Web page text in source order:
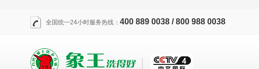
全国统一24小时服务热线： 400 889 0038 / 800 988 0038